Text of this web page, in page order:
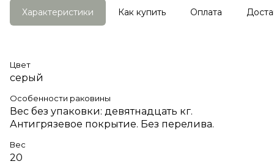
Характеристики Как купить Оплата
Цвет
серый
Особенности раковины
Вес без упаковки: девятнадцать кг.
Антигрязевое покрытие. Без перелива.
Вес
20